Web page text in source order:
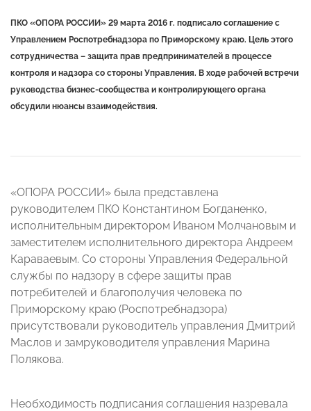
ПКО «ОПОРА РОССИИ» 29 марта 2016 г. подписало соглашение с
Управлением Роспотребнадзора по Приморскому краю. Цель этого
сотрудничества – защита прав предпринимателей в процессе
контроля и надзора со стороны Управления. В ходе рабочей встречи
руководства бизнес-сообщества и контролирующего органа
обсудили нюансы взаимодействия.
«ОПОРА РОССИИ» была представлена
руководителем ПКО Константином Богданенко,
исполнительным директором Иваном Молчановым и
заместителем исполнительного директора Андреем
Караваевым. Со стороны Управления Федеральной
службы по надзору в сфере защиты прав
потребителей и благополучия человека по
Приморскому краю (Роспотребнадзора)
присутствовали руководитель управления Дмитрий
Маслов и замруководителя управления Марина
Полякова.
Необходимость подписания соглашения назревала